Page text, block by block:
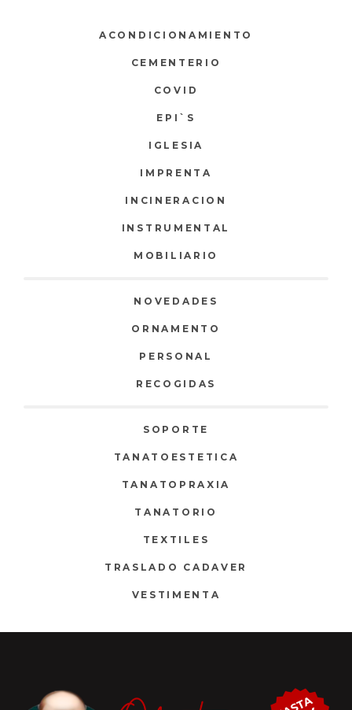
ACONDICIONAMIENTO
CEMENTERIO
COVID
EPI`S
IGLESIA
IMPRENTA
INCINERACION
INSTRUMENTAL
MOBILIARIO
NOVEDADES
ORNAMENTO
PERSONAL
RECOGIDAS
SOPORTE
TANATOESTETICA
TANATOPRAXIA
TANATORIO
TEXTILES
TRASLADO CADAVER
VESTIMENTA